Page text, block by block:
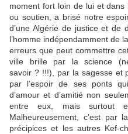
moment fort loin de lui et dans
ou soutien, a brisé notre
d’une Algérie de justice et
l’homme indépendamment de
erreurs que peut commettre
ville brille par la science
savoir ? !!!), par la sagesse et
par l’espoir de ses ponts
d’amour et d’amitié non
entre eux, mais surtout
Malheureusement, c’est par
précipices et les autres Kef-